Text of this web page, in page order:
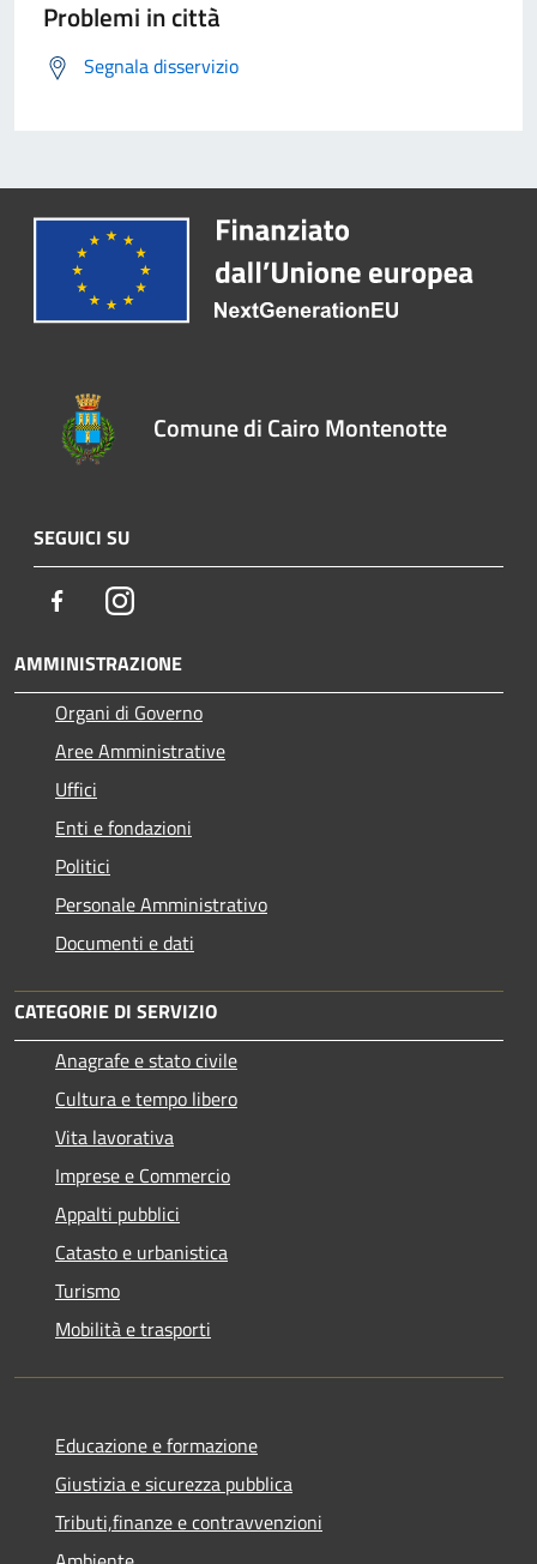
Problemi in città
Segnala disservizio
Comune di Cairo Montenotte
SEGUICI SU
FacebookInstagram
AMMINISTRAZIONE
Organi di Governo
Aree Amministrative
Uffici
Enti e fondazioni
Politici
Personale Amministrativo
Documenti e dati
CATEGORIE DI SERVIZIO
Anagrafe e stato civile
Cultura e tempo libero
Vita lavorativa
Imprese e Commercio
Appalti pubblici
Catasto e urbanistica
Turismo
Mobilità e trasporti
Educazione e formazione
Giustizia e sicurezza pubblica
Tributi,finanze e contravvenzioni